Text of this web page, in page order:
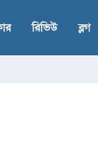
রিভিউ ব্লগ